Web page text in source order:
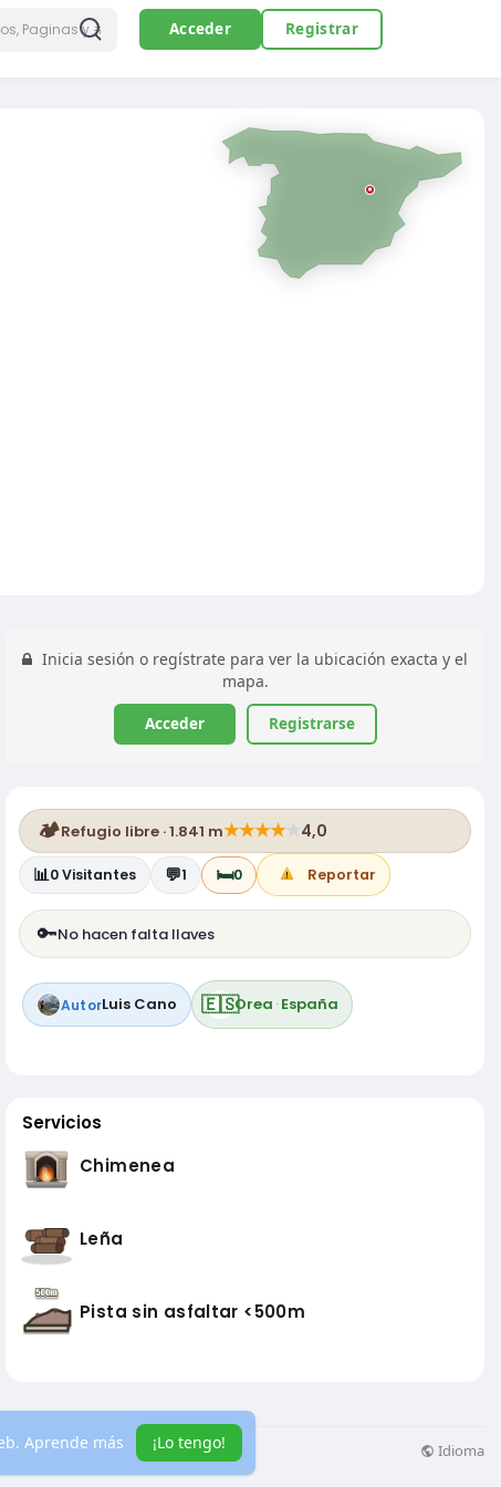
Aprende más ¡Lo tengo!
Acceder Registrar
Inicia sesión o regístrate para ver la ubicación exacta y el
mapa.
Acceder Registrarse
🏕️Refugio libre · 1.841 m★★★★★4,0
📊0Visitantes 💬1 🛏️0 Reportar
🔑No hacen falta llaves
AutorLuis Cano 🇪🇸Orea ·España
Servicios
Chimenea
Leña
Pista sin asfaltar <500m
Más información Idioma